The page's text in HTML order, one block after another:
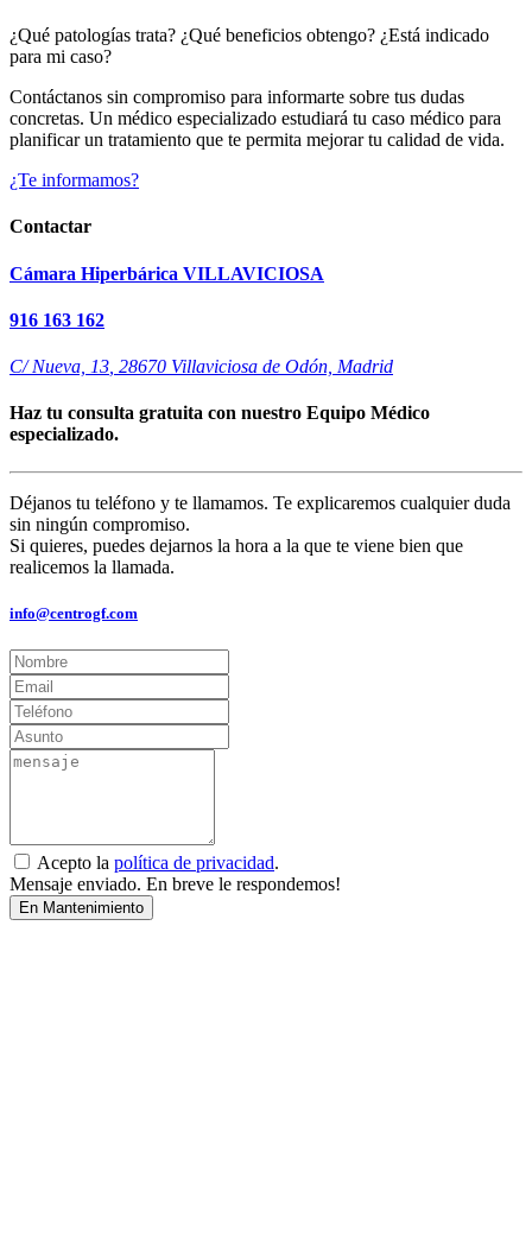
¿Qué patologías trata? ¿Qué beneficios obtengo? ¿Está indicado
para mi caso?
Contáctanos sin compromiso para informarte sobre tus dudas
concretas. Un médico especializado estudiará tu caso médico para
planificar un tratamiento que te permita mejorar tu calidad de vida.
¿Te informamos?
Contactar
Cámara Hiperbárica VILLAVICIOSA
916 163 162
C/ Nueva, 13 28670 Villaviciosa de Odón, Madrid
Haz tu consulta gratuita con nuestro Equipo Médico
especializado.
Déjanos tu teléfono y te llamamos. Te explicaremos cualquier duda
sin ningún compromiso.
Si quieres, puedes dejarnos la hora a la que te viene bien que
realicemos la llamada.
info@centrogf.com
Acepto la política de privacidad.
Mensaje enviado. En breve le respondemos!
En Mantenimiento